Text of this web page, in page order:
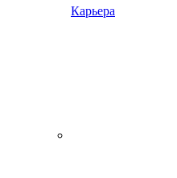
Карьера